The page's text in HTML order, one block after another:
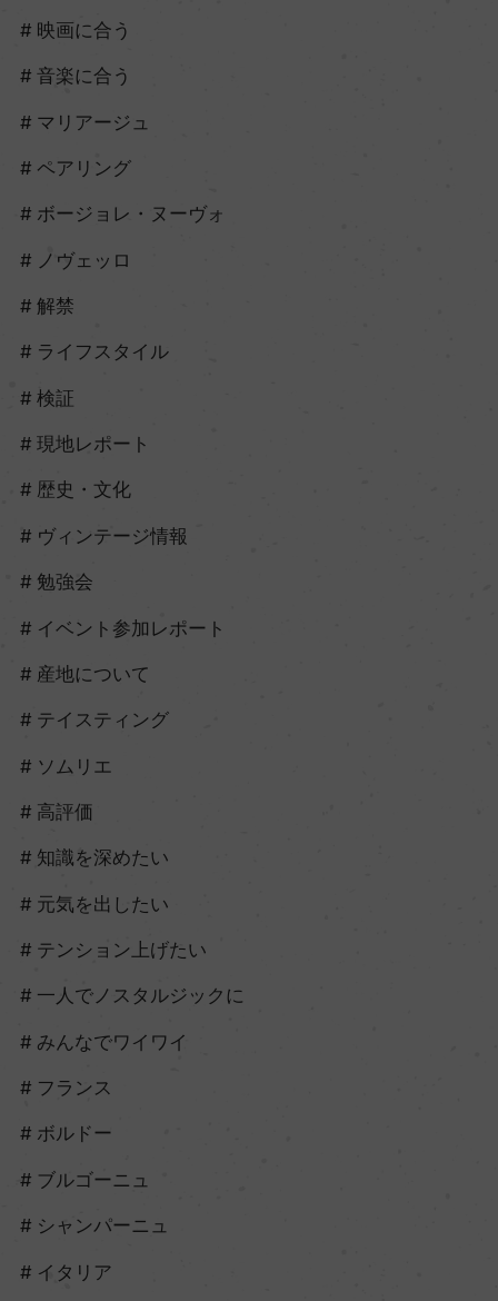
映画に合う
音楽に合う
マリアージュ
ペアリング
ボージョレ・ヌーヴォ
ノヴェッロ
解禁
ライフスタイル
検証
現地レポート
歴史・文化
ヴィンテージ情報
勉強会
イベント参加レポート
産地について
テイスティング
ソムリエ
高評価
知識を深めたい
元気を出したい
テンション上げたい
一人でノスタルジックに
みんなでワイワイ
フランス
ボルドー
ブルゴーニュ
シャンパーニュ
イタリア